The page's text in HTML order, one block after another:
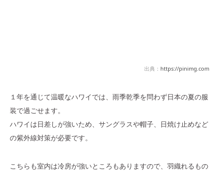
出典： https://pinimg.com
１年を通じて温暖なハワイでは、雨季乾季を問わず日本の夏の服
装で過ごせます。
ハワイは日差しが強いため、サングラスや帽子、日焼け止めなど
の紫外線対策が必要です。
こちらも室内は冷房が強いところもありますので、羽織れるもの